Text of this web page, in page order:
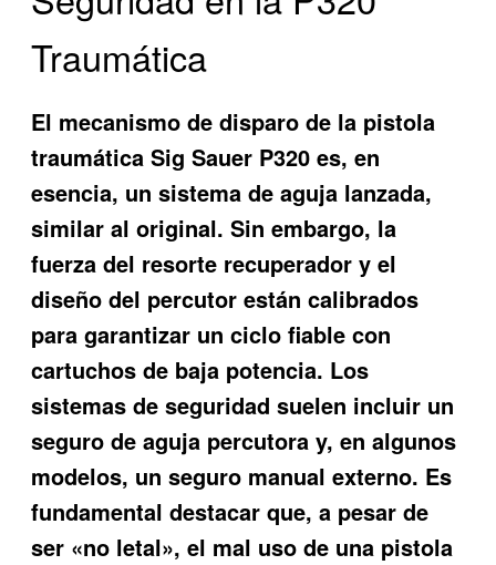
Traumática
El mecanismo de disparo de la pistola
traumática Sig Sauer P320 es, en
esencia, un sistema de aguja lanzada,
similar al original. Sin embargo, la
fuerza del resorte recuperador y el
diseño del percutor están calibrados
para garantizar un ciclo fiable con
cartuchos de baja potencia. Los
sistemas de seguridad suelen incluir un
seguro de aguja percutora y, en algunos
modelos, un seguro manual externo. Es
fundamental destacar que, a pesar de
ser «no letal», el mal uso de una pistola